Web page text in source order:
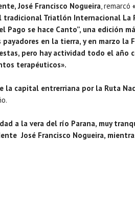
José Francisco Nogueira, remarcó
tradicional Triatlón Internacional La
Pago se hace Canto”, una edición
en la tierra, y en marzo la
pero hay actividad todo el año
terapéuticos».
la capital entrerriana por la Ruta
a la vera del río Parana, muy
José Francisco Nogueira,